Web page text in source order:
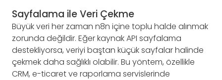
Sayfalama ile Veri Çekme
Büyük veri her zaman n8n içine toplu halde alınmak
zorunda değildir. Eğer kaynak API sayfalama
destekliyorsa, veriyi baştan küçük sayfalar halinde
çekmek daha sağlıklı olabilir. Bu yöntem, özellikle
CRM, e-ticaret ve raporlama servislerinde